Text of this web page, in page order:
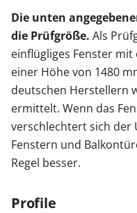
Haustüren
Sonnenschutz
Zäune & Tore
Garagentore
Die unten
die Prüfgröße. Als
einflügliges Fenster
einer Höhe von 1480
deutschen Herstellern
ermittelt. Wenn das
verschlechtert sich der
Fenstern und
Regel besser.
Profile